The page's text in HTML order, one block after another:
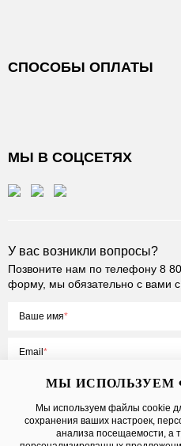
СПОСОБЫ ОПЛАТЫ
МЫ В СОЦСЕТЯХ
У вас возникли вопросы?
Позвоните нам по телефону 8
форму, мы обязательно с вами
Ваше имя
Email
Нажимая на кнопку «Отправить», вы
оферты, даетесогласие на
МЫ ИСПОЛЬЗУЕМ
Мы используем файлы cookie
сохранения ваших настроек,
анализа посещаемости, а